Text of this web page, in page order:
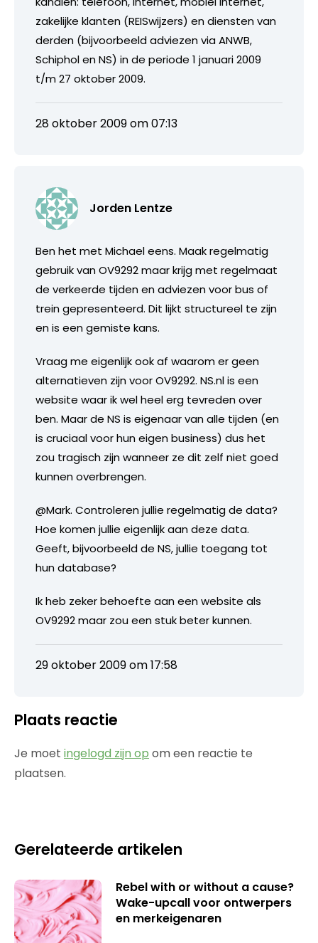
zakelijke klanten (REISwijzers) en diensten van
derden (bijvoorbeeld adviezen via ANWB,
Schiphol en NS) in de periode 1 januari 2009
t/m 27 oktober 2009.
28 oktober 2009 om 07:13
Jorden Lentze
Ben het met Michael eens. Maak regelmatig
gebruik van OV9292 maar krijg met regelmaat
de verkeerde tijden en adviezen voor bus of
trein gepresenteerd. Dit lijkt structureel te zijn
en is een gemiste kans.
Vraag me eigenlijk ook af waarom er geen
alternatieven zijn voor OV9292. NS.nl is een
website waar ik wel heel erg tevreden over
ben. Maar de NS is eigenaar van alle tijden (en
is cruciaal voor hun eigen business) dus het
zou tragisch zijn wanneer ze dit zelf niet goed
kunnen overbrengen.
@Mark. Controleren jullie regelmatig de data?
Hoe komen jullie eigenlijk aan deze data.
Geeft, bijvoorbeeld de NS, jullie toegang tot
hun database?
Ik heb zeker behoefte aan een website als
OV9292 maar zou een stuk beter kunnen.
29 oktober 2009 om 17:58
Plaats reactie
Je moet ingelogd zijn op om een reactie te
plaatsen.
Gerelateerde artikelen
Rebel with or without a cause?
Wake-upcall voor ontwerpers
en merkeigenaren